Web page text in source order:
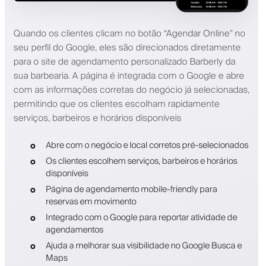
Quando os clientes clicam no botão “Agendar Online” no
seu perfil do Google, eles são direcionados diretamente
para o site de agendamento personalizado Barberly da
sua barbearia. A página é integrada com o Google e abre
com as informações corretas do negócio já selecionadas,
permitindo que os clientes escolham rapidamente
serviços, barbeiros e horários disponíveis
Abre com o negócio e local corretos pré-selecionados
Os clientes escolhem serviços, barbeiros e horários
disponíveis
Página de agendamento mobile-friendly para
reservas em movimento
Integrado com o Google para reportar atividade de
agendamentos
Ajuda a melhorar sua visibilidade no Google Busca e
Maps